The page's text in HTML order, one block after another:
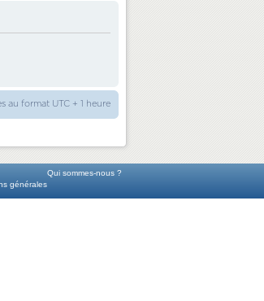
au format UTC + 1 heure
Qui sommes-nous ?
générales